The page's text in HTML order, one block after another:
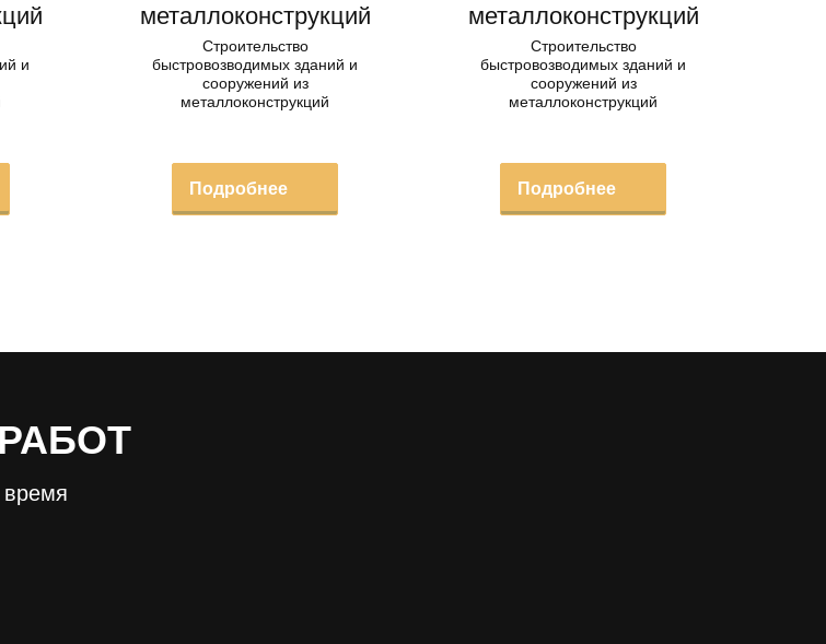
и
металлоконструкций
Строительство
быстровозводимых зданий и
сооружений из
металлоконструкций
Подробнее
металлоконструкций
Строительство
быстровозводимых зданий и
сооружений из
металлоконструкций
Подробнее